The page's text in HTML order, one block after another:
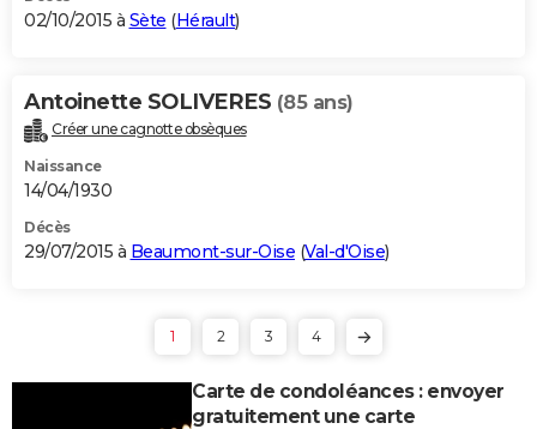
02/10/2015 à Sète (Hérault)
Antoinette SOLIVERES (85 ans)
Créer une cagnotte obsèques
Naissance
14/04/1930
Décès
29/07/2015 à Beaumont-sur-Oise (Val-d'Oise)
1 2 3 4
Carte de condoléances : envoyer
gratuitement une carte